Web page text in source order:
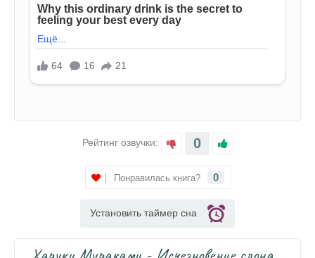
Рейтинг озвучки: 0
Понравилась книга? 0
Установить таймер сна